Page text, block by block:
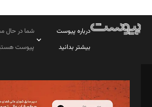
درباره پیوست
بیشتر بدانید
شما در حال
پیوست
مدیر مسئول: محمدباقر اثنی‌عشری
سردبیر: مهرک محمودی